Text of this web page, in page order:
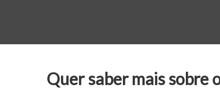
Quer saber mais sobre